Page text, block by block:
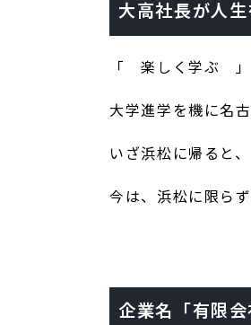
大高社長が人
「 楽しく学ぶ 」
大学進学を機に名
いざ浜松に帰ると
今は、浜松に限ら
企業名「有限